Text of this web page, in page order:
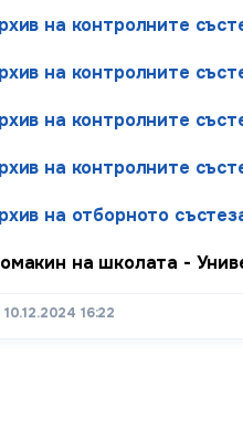
на контролните
на контролните
на контролните
на контролните
на отборното
на школата -
10.12.2024 16:22